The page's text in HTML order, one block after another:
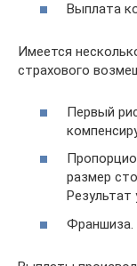
Выплата
Имеется
страхового
Первый
размер
Франшиза.